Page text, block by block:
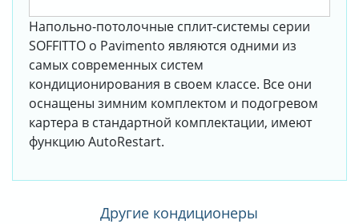
Напольно-потолочные сплит-системы серии
SOFFITTO o Pavimento являются одними из
самых современных систем
кондиционирования в своем классе. Все они
оснащены зимним комплектом и подогревом
картера в стандартной комплектации, имеют
функцию AutoRestart.
Другие кондиционеры